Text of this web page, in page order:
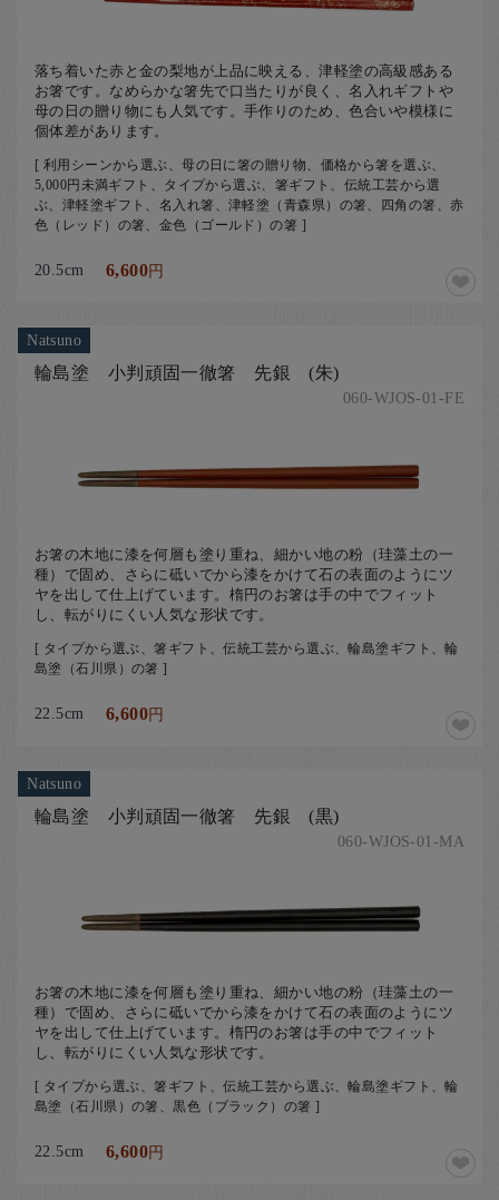
落ち着いた赤と金の梨地が上品に映える、津軽塗の高級感ある
お箸です。なめらかな箸先で口当たりが良く、名入れギフトや
母の日の贈り物にも人気です。手作りのため、色合いや模様に
個体差があります。
[ 利用シーンから選ぶ、母の日に箸の贈り物、価格から箸を選ぶ、
5,000円未満ギフト、タイプから選ぶ、箸ギフト、伝統工芸から選
ぶ、津軽塗ギフト、名入れ箸、津軽塗（青森県）の箸、四角の箸、赤
色（レッド）の箸、金色（ゴールド）の箸 ]
20.5cm 6,600円
Natsuno
輪島塗 小判頑固一徹箸 先銀 (朱)
060-WJOS-01-FE
お箸の木地に漆を何層も塗り重ね、細かい地の粉（珪藻土の一
種）で固め、さらに砥いでから漆をかけて石の表面のようにツ
ヤを出して仕上げています。楕円のお箸は手の中でフィット
し、転がりにくい人気な形状です。
[ タイプから選ぶ、箸ギフト、伝統工芸から選ぶ、輪島塗ギフト、輪
島塗（石川県）の箸 ]
22.5cm 6,600円
Natsuno
輪島塗 小判頑固一徹箸 先銀 (黒)
060-WJOS-01-MA
お箸の木地に漆を何層も塗り重ね、細かい地の粉（珪藻土の一
種）で固め、さらに砥いでから漆をかけて石の表面のようにツ
ヤを出して仕上げています。楕円のお箸は手の中でフィット
し、転がりにくい人気な形状です。
[ タイプから選ぶ、箸ギフト、伝統工芸から選ぶ、輪島塗ギフト、輪
島塗（石川県）の箸、黒色（ブラック）の箸 ]
22.5cm 6,600円